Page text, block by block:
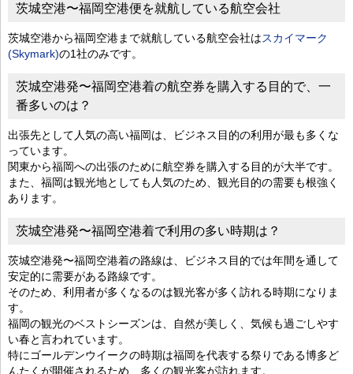
茨城空港〜福岡空港便を就航している航空会社
茨城空港から福岡空港まで就航している航空会社はスカイマーク
(Skymark)の1社のみです。
茨城空港発〜福岡空港着の航空券を購入する目的で、一
番多いのは？
出張先として人気の高い福岡は、ビジネス目的の利用が最も多くな
っています。
関東から福岡への出張のために航空券を購入する目的が大半です。
また、福岡は観光地としても人気のため、観光目的の需要も根強く
あります。
茨城空港発〜福岡空港着で利用の多い時期は？
茨城空港発〜福岡空港着の路線は、ビジネス目的では年間を通して
安定的に需要がある路線です。
そのため、利用者が多くなるのは観光客が多く訪れる時期になりま
す。
福岡の観光のベストシーズンは、自然が美しく、気候も過ごしやす
い春と言われています。
特にゴールデンウイークの時期は福岡を代表する祭りである博多ど
んたくが開催されるため、多くの観光客が訪れます。